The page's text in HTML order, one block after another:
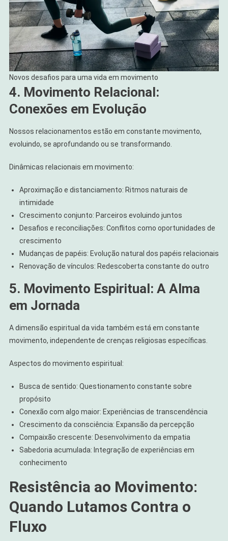
Novos desafios para uma vida em movimento
4. Movimento Relacional:
Conexões em Evolução
Nossos relacionamentos estão em constante movimento,
evoluindo, se aprofundando ou se transformando.
Dinâmicas relacionais em movimento:
Aproximação e distanciamento: Ritmos naturais de
intimidade
Crescimento conjunto: Parceiros evoluindo juntos
Desafios e reconciliações: Conflitos como oportunidades de
crescimento
Mudanças de papéis: Evolução natural dos papéis relacionais
Renovação de vínculos: Redescoberta constante do outro
5. Movimento Espiritual: A Alma
em Jornada
A dimensão espiritual da vida também está em constante
movimento, independente de crenças religiosas específicas.
Aspectos do movimento espiritual:
Busca de sentido: Questionamento constante sobre
propósito
Conexão com algo maior: Experiências de transcendência
Crescimento da consciência: Expansão da percepção
Compaixão crescente: Desenvolvimento da empatia
Sabedoria acumulada: Integração de experiências em
conhecimento
Resistência ao Movimento:
Quando Lutamos Contra o
Fluxo